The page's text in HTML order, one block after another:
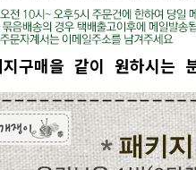
지구매을 같이 원하시는